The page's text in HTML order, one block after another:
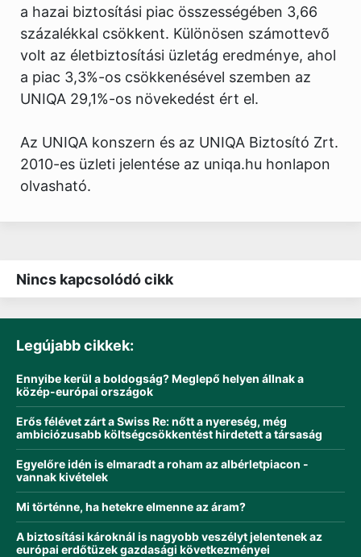
a hazai biztosítási piac összességében 3,66
százalékkal csökkent. Különösen számottevõ
volt az életbiztosítási üzletág eredménye, ahol
a piac 3,3%-os csökkenésével szemben az
UNIQA 29,1%-os növekedést ért el.
Az UNIQA konszern és az UNIQA Biztosító Zrt.
2010-es üzleti jelentése az uniqa.hu honlapon
olvasható.
Nincs kapcsolódó cikk
Legújabb cikkek:
Ennyibe kerül a boldogság? Meglepő helyen állnak a
közép-európai országok
Erős félévet zárt a Swiss Re: nőtt a nyereség, még
ambiciózusabb költségcsökkentést hirdetett a társaság
Egyelőre idén is elmaradt a roham az albérletpiacon -
vannak kivételek
Mi történne, ha hetekre elmenne az áram?
A biztosítási károknál is nagyobb veszélyt jelentenek az
európai erdőtüzek gazdasági következményei